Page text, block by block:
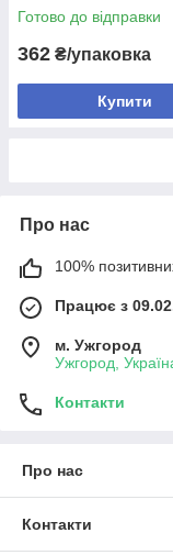
Готово до відправки
362 ₴/упаковка
Купити
Про нас
100%
Працює з
м. Ужгород
Ужгород,
Контакти
Про нас
Контакти